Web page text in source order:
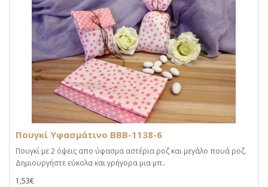
Πουγκί Υφασμάτινο BBB-1138-6
Πουγκί με 2 όψεις απο ύφασμα αστέρια ροζ και μεγάλο πουά ροζ.
Δημιουργήστε εύκολα και γρήγορα μια μπ..
1,53€